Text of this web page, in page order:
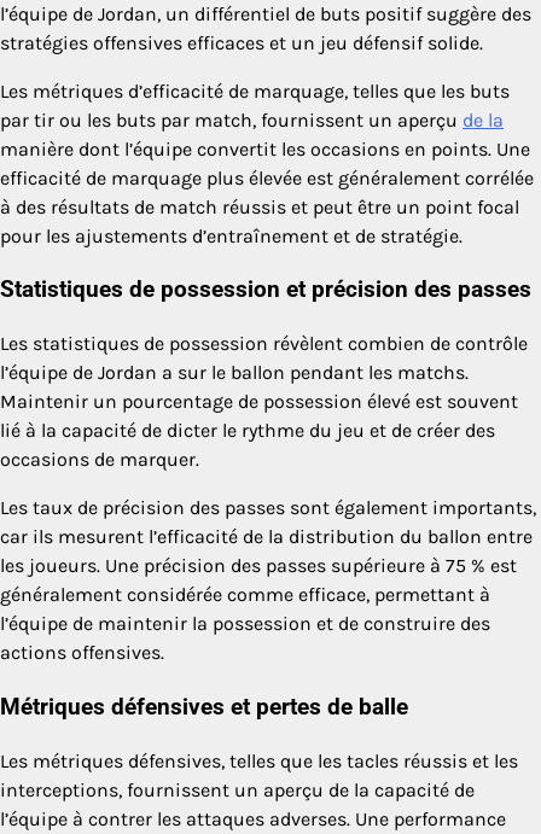
l’équipe de Jordan, un différentiel de buts positif suggère des
stratégies offensives efficaces et un jeu défensif solide.
Les métriques d’efficacité de marquage, telles que les buts
par tir ou les buts par match, fournissent un aperçu de la
manière dont l’équipe convertit les occasions en points. Une
efficacité de marquage plus élevée est généralement corrélée
à des résultats de match réussis et peut être un point focal
pour les ajustements d’entraînement et de stratégie.
Statistiques de possession et précision des passes
Les statistiques de possession révèlent combien de contrôle
l’équipe de Jordan a sur le ballon pendant les matchs.
Maintenir un pourcentage de possession élevé est souvent
lié à la capacité de dicter le rythme du jeu et de créer des
occasions de marquer.
Les taux de précision des passes sont également importants,
car ils mesurent l’efficacité de la distribution du ballon entre
les joueurs. Une précision des passes supérieure à 75 % est
généralement considérée comme efficace, permettant à
l’équipe de maintenir la possession et de construire des
actions offensives.
Métriques défensives et pertes de balle
Les métriques défensives, telles que les tacles réussis et les
interceptions, fournissent un aperçu de la capacité de
l’équipe à contrer les attaques adverses. Une performance